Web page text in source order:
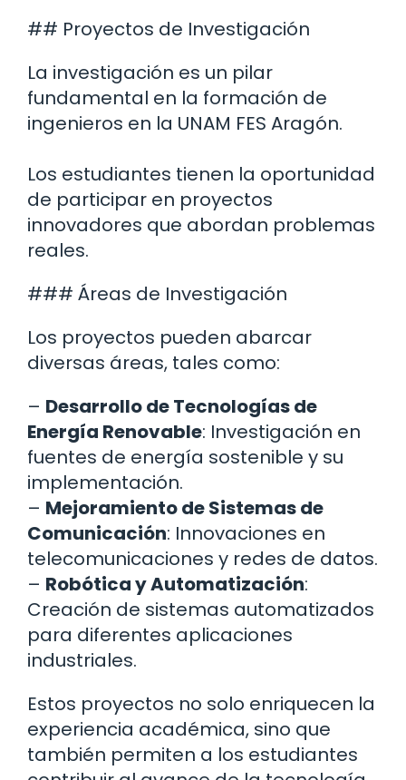
## Proyectos de Investigación
La investigación es un pilar
fundamental en la formación de
ingenieros en la UNAM FES Aragón.
Los estudiantes tienen la oportunidad
de participar en proyectos
innovadores que abordan problemas
reales.
### Áreas de Investigación
Los proyectos pueden abarcar
diversas áreas, tales como:
– Desarrollo de Tecnologías de
Energía Renovable: Investigación en
fuentes de energía sostenible y su
implementación.
– Mejoramiento de Sistemas de
Comunicación: Innovaciones en
telecomunicaciones y redes de datos.
– Robótica y Automatización:
Creación de sistemas automatizados
para diferentes aplicaciones
industriales.
Estos proyectos no solo enriquecen la
experiencia académica, sino que
también permiten a los estudiantes